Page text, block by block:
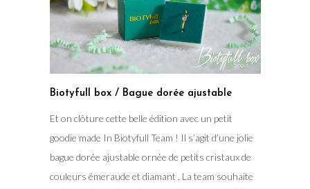
Biotyfull box / Bague dorée ajustable
Et on clôture cette belle édition avec un petit
goodie made In Biotyfull Team ! Il s’agit d’une jolie
bague dorée ajustable ornée de petits cristaux de
couleurs émeraude et diamant . La team souhaite